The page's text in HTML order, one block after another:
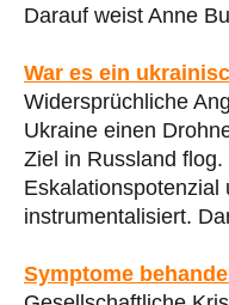
Darauf weist Anne
War es ein
Widersprüchliche
Ukraine einen
Ziel in Russland
Eskalationspotenzial
instrumentalisiert.
Symptome